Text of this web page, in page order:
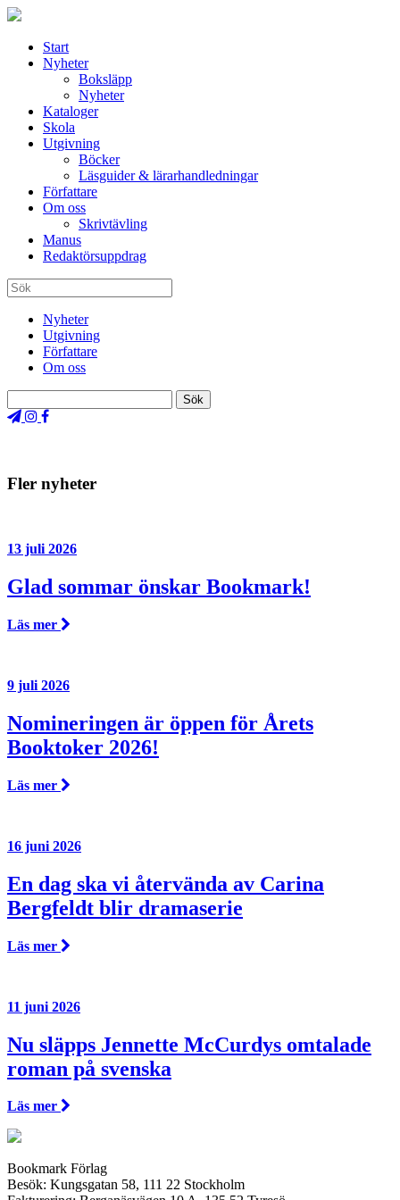
Start
Nyheter
Boksläpp
Nyheter
Kataloger
Skola
Utgivning
Böcker
Läsguider & lärarhandledningar
Författare
Om oss
Skrivtävling
Manus
Redaktörsuppdrag
Nyheter
Utgivning
Författare
Om oss
Fler nyheter
13 juli 2026
Glad sommar önskar Bookmark!
Läs mer
9 juli 2026
Nomineringen är öppen för Årets
Booktoker 2026!
Läs mer
16 juni 2026
En dag ska vi återvända av Carina
Bergfeldt blir dramaserie
Läs mer
11 juni 2026
Nu släpps Jennette McCurdys omtalade
roman på svenska
Läs mer
Bookmark Förlag
Besök: Kungsgatan 58, 111 22 Stockholm